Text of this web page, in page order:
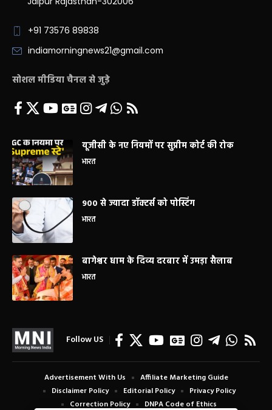
+91 73576 89838
indiamorningnews21@gmail.com
सोशल मीडिया चैनल से जुड़े
यूजीसी के नए नियमों पर सुप्रीम कोर्ट की रोक
भारत
900 से ज्यादा डॉक्टर्स को पोस्टिंग
भारत
बागेश्वर धाम के दिव्य दरबार में उमड़ा सैलाब
भारत
Follow US
Advertisement With Us
Affiliate Marketing Guide
Disclaimer Policy
Editorial Policy
Privacy Policy
Correction Policy
DNPA Code of Ethics